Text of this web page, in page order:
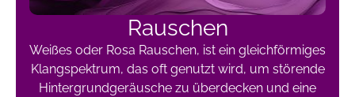
Rauschen
Weißes oder Rosa Rauschen, ist ein gleichförmiges
Klangspektrum, das oft genutzt wird, um störende
Hintergrundgeräusche zu überdecken und eine